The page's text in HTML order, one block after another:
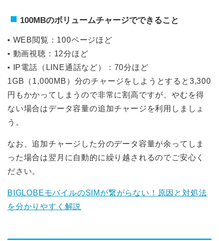
100MBのボリュームチャージでできること
• WEB閲覧：100ページほど
• 動画視聴：12分ほど
• IP電話（LINE通話など）：70分ほど
1GB（1,000MB）分のチャージをしようとすると3,300
円もかかってしまうので非常に割高ですが、やむを得
ない場合はデータ容量の追加チャージを利用しましょ
う。
なお、追加チャージした分のデータ容量が余ってしま
った場合は翌月に自動的に繰り越されるのでご安心く
ださい。
BIGLOBEモバイルのSIMが繋がらない！原因と対処法
を分かりやすく解説